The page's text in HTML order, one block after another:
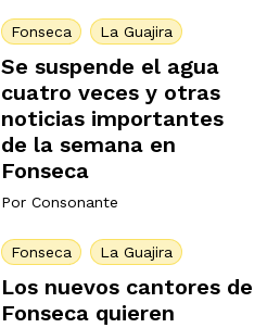
Fonseca La Guajira
Se suspende el agua
cuatro veces y otras
noticias importantes
de la semana en
Fonseca
Por Consonante
Fonseca La Guajira
Los nuevos cantores de
Fonseca quieren